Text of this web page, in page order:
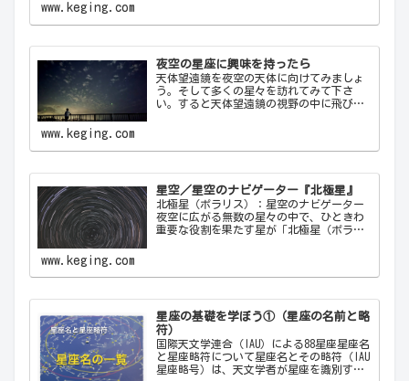
さと神秘を感…
www.keging.com
夜空の星座に興味を持ったら
天体望遠鏡を夜空の天体に向けてみましょ
う。そして多くの星々を訪れてみて下さ
い。すると天体望遠鏡の視野の中に飛び込
一生の趣味になることでしょう。
www.keging.com
星空／星空のナビゲーター『北極星』
北極星（ポラリス）：星空のナビゲーター
夜空に広がる無数の星々の中で、ひときわ
重要な役割を果たす星が「北極星（ポラリ
では…
www.keging.com
星座の基礎を学ぼう①（星座の名前と略
符）
国際天文学連合（IAU）による88星座星座名
と星座略符について星座名とその略符（IAU
星座略号）は、天文学者が星座を識別する